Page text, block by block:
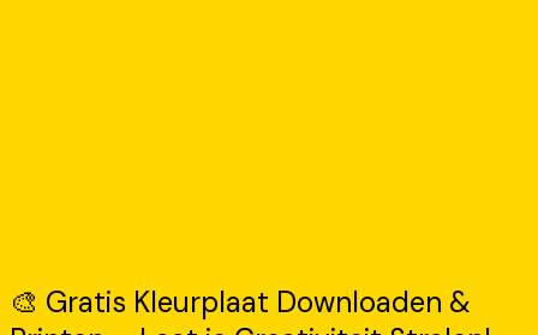
🎨 Gratis Kleurplaat Downloaden &